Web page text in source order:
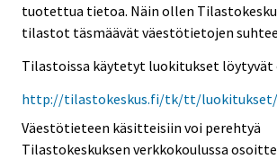
tuotettua tietoa. Näin ollen
tilastot täsmäävät väestötietojen
Tilastoissa käytetyt luokitukset löytyvät
http://tilastokeskus.fi/tk/tt/
Väestötieteen käsitteisiin voi perehtyä
Tilastokeskuksen verkkokoulussa